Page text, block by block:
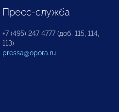
Пресс-служба
+7 (495) 247 4777 (доб. 115, 114,
113)
pressa@opora.ru